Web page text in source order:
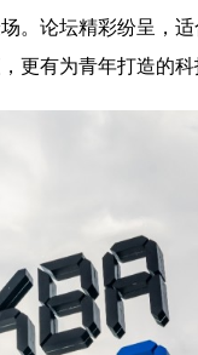
。论坛精彩纷呈，
更有为青年打造的科